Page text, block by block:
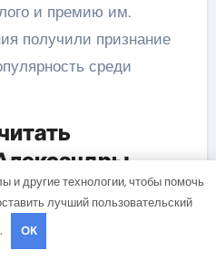
и премию им.
получили признание
среди
Савельевой можно
и библиотеках.
и другие технологии, чтобы помочь
лучший пользовательский
OK